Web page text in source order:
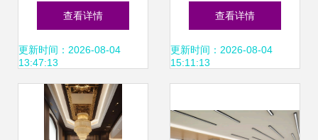
6个核心室内设计
色彩搭配技巧
查看详情
更新时间：2026-08-04
13:47:13
感 私人住宅吊顶与
照片墙装修效果图
查看详情
更新时间：2026-08-04
15:11:13